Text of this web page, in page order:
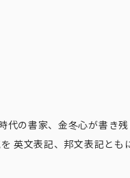
代の書家、金冬心が書き
英文表記、邦文表記とも